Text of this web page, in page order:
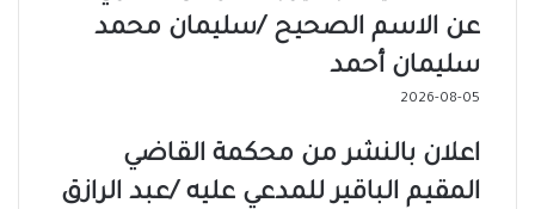
عن الاسم الصحيح /سليمان محمد
سليمان أحمد
2026-08-05
اعلان بالنشر من محكمة القاضي
المقيم الباقير للمدعي عليه /عبد الرازق